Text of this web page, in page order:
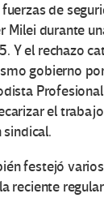
de
Milei durante
Y el rechazo
gobierno
el
festejó
reciente